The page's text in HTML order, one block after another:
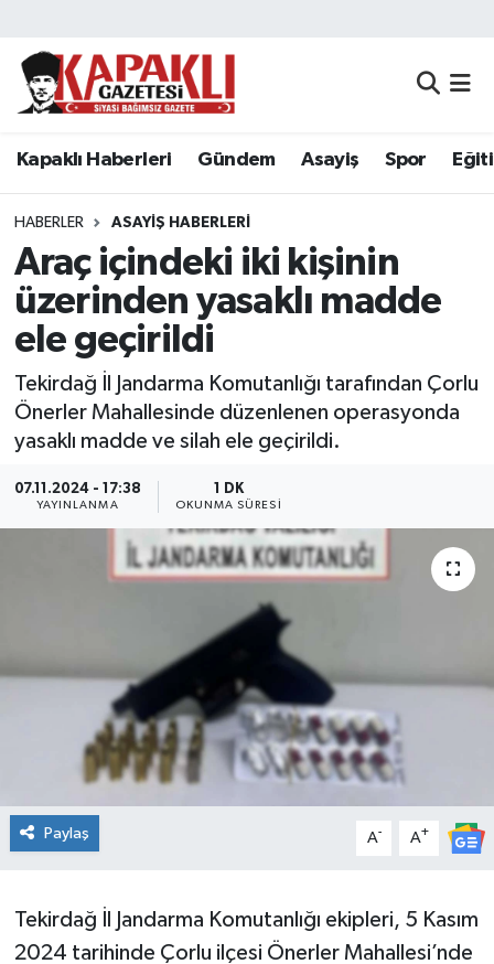
Kapaklı Haberleri Gündem Asayiş Spor
HABERLER ASAYIŞ HABERLERI
Araç içindeki iki kişinin
üzerinden yasaklı madde
ele geçirildi
Tekirdağ İl Jandarma Komutanlığı tarafından Çorlu
Önerler Mahallesinde düzenlenen operasyonda
yasaklı madde ve silah ele geçirildi.
07.11.2024 - 17:38
YAYINLANMA
1 DK
OKUNMA SÜRESI
Paylaş A- A+
Tekirdağ İl Jandarma Komutanlığı ekipleri, 5 Kasım
2024 tarihinde Çorlu ilçesi Önerler Mahallesi’nde
Kapaklı Haberleri
Asayiş
Spor
Eğitim
Siyaset
Resmi Reklamlar
Ekonomi
Yaşam
Tekirdağ Nöbetçi Eczaneler
Tekirdağ Namaz Vakitleri
Tekirdağ Trafik Yoğunluk Haritası
Süper Lig Puan Durumu ve Fikstür
Tüm Manşetler
Son Dakika Haberleri
Haber Arşivi